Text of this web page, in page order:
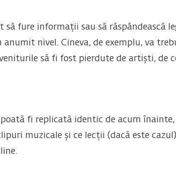
fure informații sau să răspândească
nivel. Cineva, de exemplu, va
să fi fost pierdute de artiști, de
fi replicată identic de acum
muzicale și ce lecții (dacă este